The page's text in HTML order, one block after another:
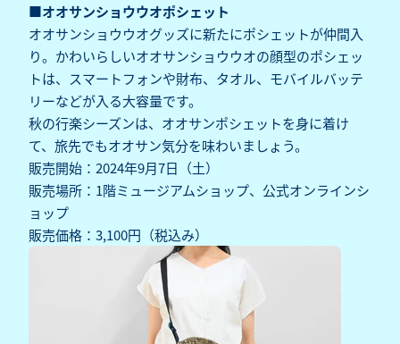
■オオサンショウウオポシェット
オオサンショウウオグッズに新たにポシェットが仲間入
り。かわいらしいオオサンショウウオの顔型のポシェッ
トは、スマートフォンや財布、タオル、モバイルバッテ
リーなどが入る大容量です。
秋の行楽シーズンは、オオサンポシェットを身に着け
て、旅先でもオオサン気分を味わいましょう。
販売開始：2024年9月7日（土）
販売場所：1階ミュージアムショップ、公式オンラインシ
ョップ
販売価格：3,100円（税込み）